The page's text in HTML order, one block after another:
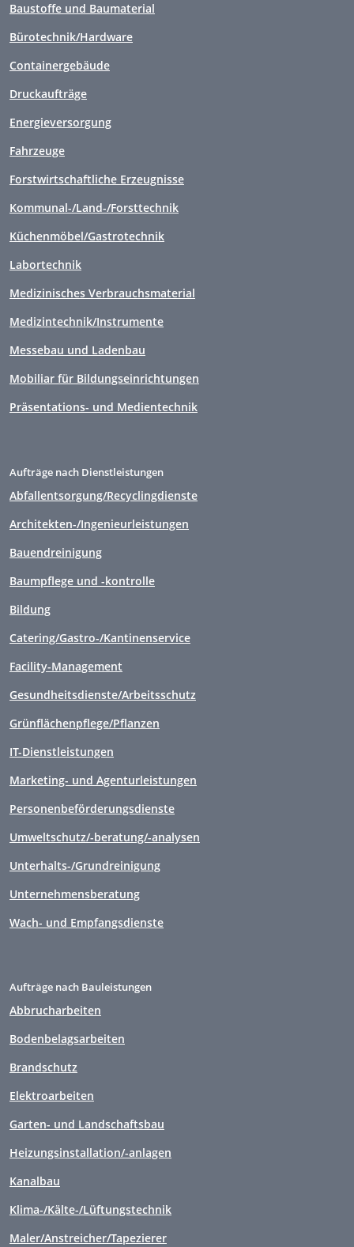
Baustoffe und Baumaterial
Bürotechnik/Hardware
Containergebäude
Druckaufträge
Energieversorgung
Fahrzeuge
Forstwirtschaftliche Erzeugnisse
Kommunal-/Land-/Forsttechnik
Küchenmöbel/Gastrotechnik
Labortechnik
Medizinisches Verbrauchsmaterial
Medizintechnik/Instrumente
Messebau und Ladenbau
Mobiliar für Bildungseinrichtungen
Präsentations- und Medientechnik
Aufträge nach Dienstleistungen
Abfallentsorgung/Recyclingdienste
Architekten-/Ingenieurleistungen
Bauendreinigung
Baumpflege und -kontrolle
Bildung
Catering/Gastro-/Kantinenservice
Facility-Management
Gesundheitsdienste/Arbeitsschutz
Grünflächenpflege/Pflanzen
IT-Dienstleistungen
Marketing- und Agenturleistungen
Personenbeförderungsdienste
Umweltschutz/-beratung/-analysen
Unterhalts-/Grundreinigung
Unternehmensberatung
Wach- und Empfangsdienste
Aufträge nach Bauleistungen
Abbrucharbeiten
Bodenbelagsarbeiten
Brandschutz
Elektroarbeiten
Garten- und Landschaftsbau
Heizungsinstallation/-anlagen
Kanalbau
Klima-/Kälte-/Lüftungstechnik
Maler/Anstreicher/Tapezierer